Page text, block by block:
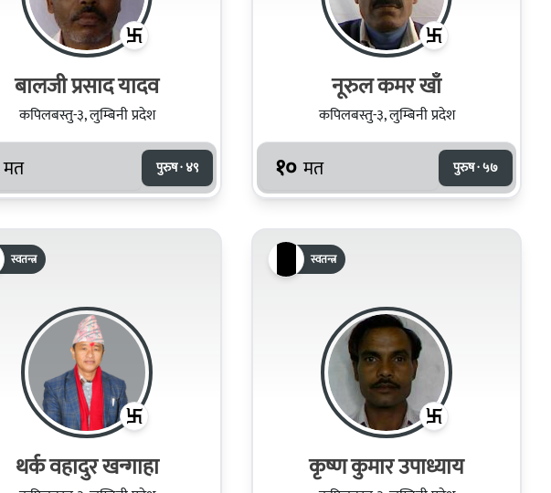
बालजी प्रसाद यादव
कपिलबस्तु-३, लुम्बिनी प्रदेश
मत पुरुष · ४९
नूरुल कमर खाँ
कपिलबस्तु-३, लुम्बिनी प्रदेश
१० मत पुरुष · ५७
स्वतन्त्र
थर्क वहादुर खन्गाहा
स्वतन्त्र
कृष्ण कुमार उपाध्याय